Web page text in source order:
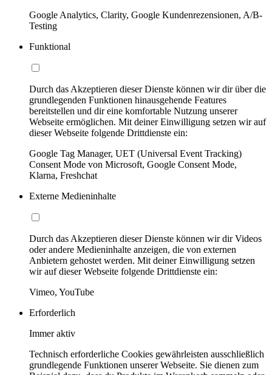
Google Analytics, Clarity, Google Kundenrezensionen, A/B-
Testing
Funktional
Durch das Akzeptieren dieser Dienste können wir dir über die
grundlegenden Funktionen hinausgehende Features
bereitstellen und dir eine komfortable Nutzung unserer
Webseite ermöglichen. Mit deiner Einwilligung setzen wir auf
dieser Webseite folgende Drittdienste ein:
Google Tag Manager, UET (Universal Event Tracking)
Consent Mode von Microsoft, Google Consent Mode,
Klarna, Freshchat
Externe Medieninhalte
Durch das Akzeptieren dieser Dienste können wir dir Videos
oder andere Medieninhalte anzeigen, die von externen
Anbietern gehostet werden. Mit deiner Einwilligung setzen
wir auf dieser Webseite folgende Drittdienste ein:
Vimeo, YouTube
Erforderlich
Immer aktiv
Technisch erforderliche Cookies gewährleisten ausschließlich
grundlegende Funktionen unserer Webseite. Sie dienen zum